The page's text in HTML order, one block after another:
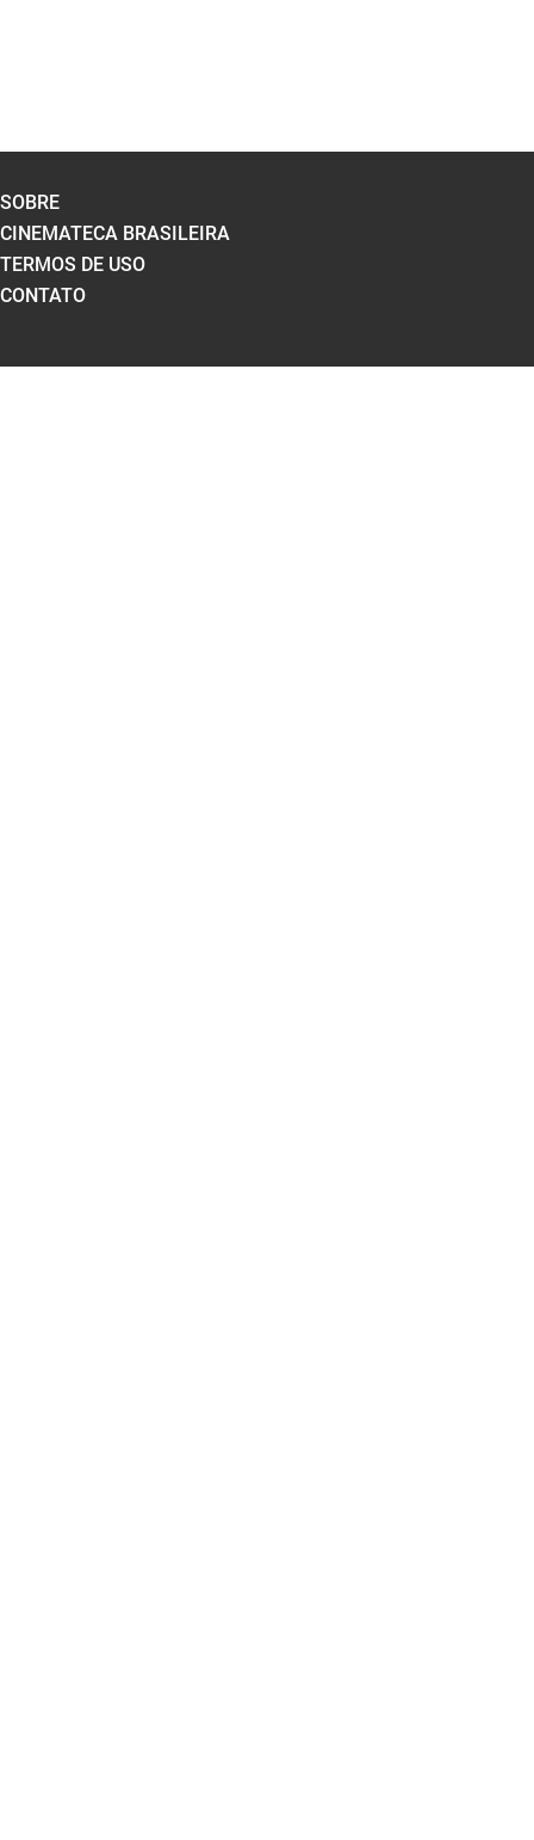
SOBRE
CINEMATECA BRASILEIRA
TERMOS DE USO
CONTATO